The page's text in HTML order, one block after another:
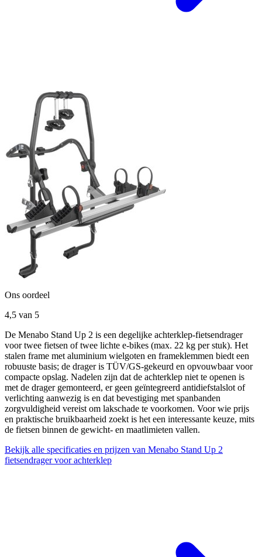
Ons oordeel
4,5 van 5
De Menabo Stand Up 2 is een degelijke achterklep-fietsendrager
voor twee fietsen of twee lichte e-bikes (max. 22 kg per stuk). Het
stalen frame met aluminium wielgoten en frameklemmen biedt een
robuuste basis; de drager is TÜV/GS-gekeurd en opvouwbaar voor
compacte opslag. Nadelen zijn dat de achterklep niet te openen is
met de drager gemonteerd, er geen geïntegreerd antidiefstalslot of
verlichting aanwezig is en dat bevestiging met spanbanden
zorgvuldigheid vereist om lakschade te voorkomen. Voor wie prijs
en praktische bruikbaarheid zoekt is het een interessante keuze, mits
de fietsen binnen de gewicht- en maatlimieten vallen.
Bekijk alle specificaties en prijzen van Menabo Stand Up 2
fietsendrager voor achterklep